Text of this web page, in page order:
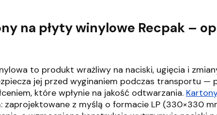
na płyty winylowe Recpak –
to produkt wrażliwy na naciski, ugięcia i
jej przed wyginaniem podczas transportu —
które wpłynie na jakość odtwarzania.
zaprojektowane z myślą o formacie LP (330×330